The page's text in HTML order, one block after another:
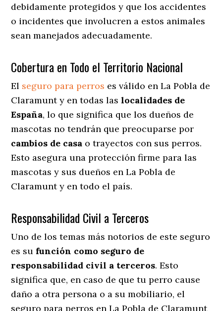
debidamente protegidos y que los accidentes
o incidentes que involucren a estos animales
sean manejados adecuadamente.
Cobertura en Todo el Territorio Nacional
El seguro para perros es válido en La Pobla de
Claramunt y en todas laslocalidades de
España, lo que significa que los dueños de
mascotas no tendrán que preocuparse por
cambios de casa o trayectos con sus perros.
Esto asegura una protección firme para las
mascotas y sus dueños en La Pobla de
Claramunt y en todo el país.
Responsabilidad Civil a Terceros
Uno de los temas más notorios de este seguro
es su función como seguro de
responsabilidad civil a terceros. Esto
significa que, en caso de que tu perro cause
daño a otra persona o a su mobiliario, el
seguro para perros en La Pobla de Claramunt